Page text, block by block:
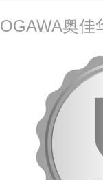
OGAWA奥佳